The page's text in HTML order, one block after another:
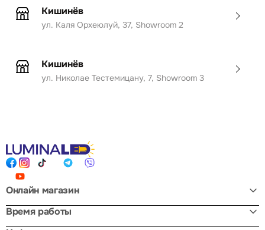
Кишинёв
ул. Каля Орхеюлуй, 37, Showroom 2
Кишинёв
ул. Николае Тестемицану, 7, Showroom 3
Онлайн магазин
Время работы